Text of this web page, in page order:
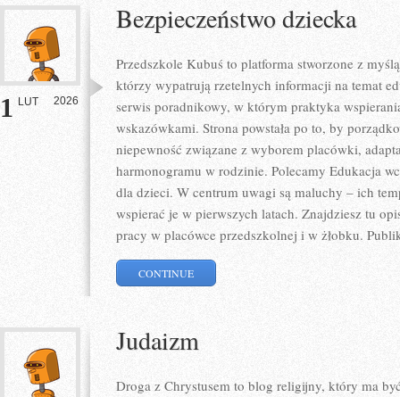
1 LUT 2026
Bezpieczeństwo dziecka
Przedszkole Kubuś to platforma stworzone z
którzy wypatrują rzetelnych informacji na temat
serwis poradnikowy, w którym praktyka
wskazówkami. Strona powstała po to, by
niepewność związane z wyborem placówki,
harmonogramu w rodzinie. Polecamy Edukacja
dla dzieci. W centrum uwagi są maluchy – ich
wspierać je w pierwszych latach. Znajdziesz tu
pracy w placówce przedszkolnej i w żłobku.
CONTINUE
Judaizm
Droga z Chrystusem to blog religijny, który ma